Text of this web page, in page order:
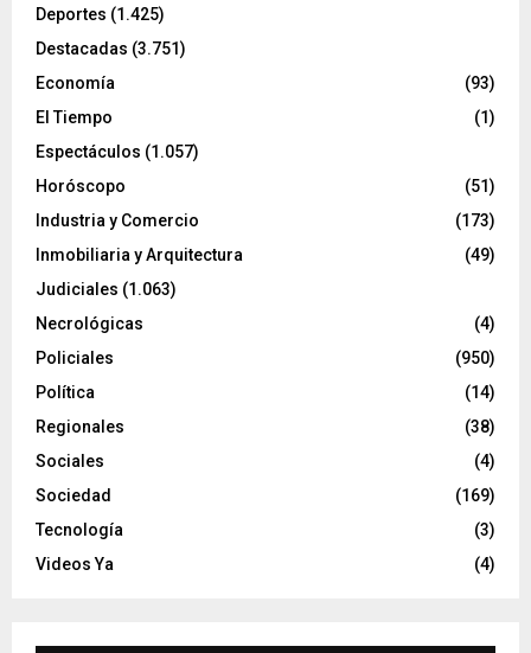
Deportes (1.425)
Destacadas (3.751)
Economía
(93)
El Tiempo
(1)
Espectáculos (1.057)
Horóscopo
(51)
Industria y Comercio
(173)
Inmobiliaria y Arquitectura
(49)
Judiciales (1.063)
Necrológicas
(4)
Policiales
(950)
Política
(14)
Regionales
(38)
Sociales
(4)
Sociedad
(169)
Tecnología
(3)
Videos Ya
(4)